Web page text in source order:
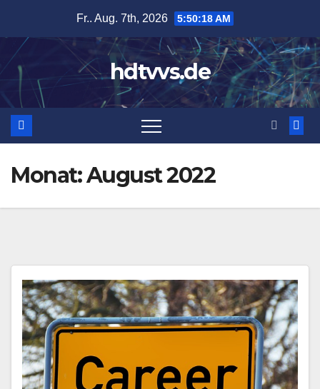
springen
Fr.. Aug. 7th, 2026 5:50:19 AM
hdtvvs.de
Monat:August 2022